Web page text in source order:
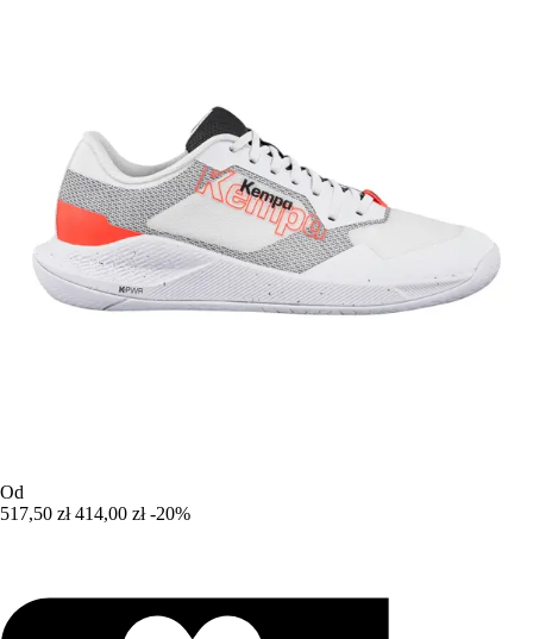
Od
517,50 zł 414,00 zł -20%